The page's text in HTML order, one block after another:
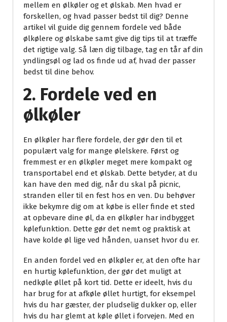
mellem en ølkøler og et ølskab. Men hvad er
forskellen, og hvad passer bedst til dig? Denne
artikel vil guide dig gennem fordele ved både
ølkølere og ølskabe samt give dig tips til at træffe
det rigtige valg. Så læn dig tilbage, tag en tår af din
yndlingsøl og lad os finde ud af, hvad der passer
bedst til dine behov.
2. Fordele ved en
ølkøler
En ølkøler har flere fordele, der gør den til et
populært valg for mange ølelskere. Først og
fremmest er en ølkøler meget mere kompakt og
transportabel end et ølskab. Dette betyder, at du
kan have den med dig, når du skal på picnic,
stranden eller til en fest hos en ven. Du behøver
ikke bekymre dig om at købe is eller finde et sted
at opbevare dine øl, da en ølkøler har indbygget
kølefunktion. Dette gør det nemt og praktisk at
have kolde øl lige ved hånden, uanset hvor du er.
En anden fordel ved en ølkøler er, at den ofte har
en hurtig kølefunktion, der gør det muligt at
nedkøle øllet på kort tid. Dette er ideelt, hvis du
har brug for at afkøle øllet hurtigt, for eksempel
hvis du har gæster, der pludselig dukker op, eller
hvis du har glemt at køle øllet i forvejen. Med en